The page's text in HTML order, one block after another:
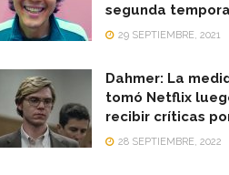
segunda
29 SEPTIEMBRE, 2021
Dahmer: La
tomó Netflix
recibir críticas
28 SEPTIEMBRE, 2022